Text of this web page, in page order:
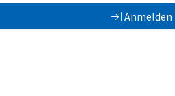
Anmelden